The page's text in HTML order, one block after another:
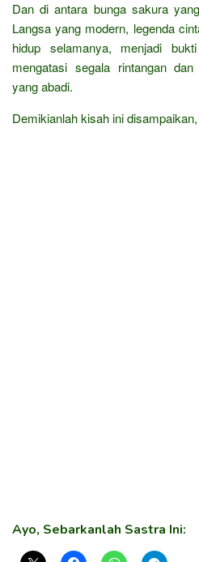
Dan di antara bunga sakura
Langsa yang modern, legenda
hidup selamanya, menjadi
mengatasi segala rintangan
yang abadi.
Demikianlah kisah ini
Ayo, Sebarkanlah Sastra Ini: